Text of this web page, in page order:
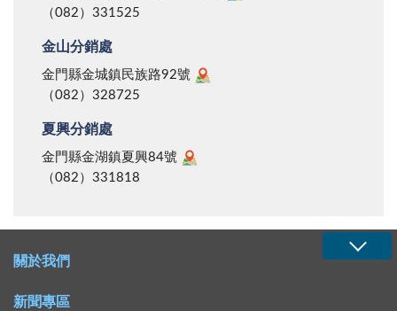
（082）331525
金山分銷處
金門縣金城鎮民族路92號
（082）328725
夏興分銷處
金門縣金湖鎮夏興84號
（082）331818
關於我們
新聞專區